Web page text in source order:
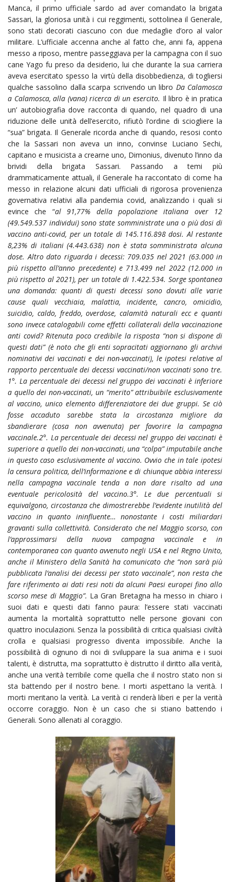
Manca, il primo ufficiale sardo ad aver comandato la brigata
Sassari, la gloriosa unità i cui reggimenti, sottolinea il Generale,
sono stati decorati ciascuno con due medaglie d’oro al valor
militare. L’ufficiale accenna anche al fatto che, anni fa, appena
messo a riposo, mentre passeggiava per la campagna con il suo
cane Yago fu preso da desiderio, lui che durante la sua carriera
aveva esercitato spesso la virtù della disobbedienza, di togliersi
qualche sassolino dalla scarpa scrivendo un libro Da Calamosca
a Calamosca, alla (vana) ricerca di un esercito. Il libro è in pratica
un’ autobiografia dove racconta di quando, nel quadro di una
riduzione delle unità dell’esercito, rifiutò l’ordine di sciogliere la
“sua” brigata. Il Generale ricorda anche di quando, resosi conto
che la Sassari non aveva un inno, convinse Luciano Sechi,
capitano e musicista a crearne uno, Dimonius, divenuto l’inno da
brividi della brigata Sassari. Passando a temi più
drammaticamente attuali, il Generale ha raccontato di come ha
messo in relazione alcuni dati ufficiali di rigorosa provenienza
governativa relativi alla pandemia covid, analizzando i quali si
evince che “al 91,77% della popolazione italiana over 12
(49.549.537 individui) sono state somministrate una o più dosi di
vaccino anti-covid, per un totale di 145.116.898 dosi. Al restante
8,23% di italiani (4.443.638) non è stata somministrata alcuna
dose. Altro dato riguarda i decessi: 709.035 nel 2021 (63.000 in
più rispetto all’anno precedente) e 713.499 nel 2022 (12.000 in
più rispetto al 2021), per un totale di 1.422.534. Sorge spontanea
una domanda: quanti di questi decessi sono dovuti alle varie
cause quali vecchiaia, malattia, incidente, cancro, omicidio,
suicidio, caldo, freddo, overdose, calamità naturali ecc e quanti
sono invece catalogabili come effetti collaterali della vaccinazione
anti covid? Ritenuta poco credibile la risposta “non si dispone di
questi dati” (è noto che gli enti sopracitati aggiornano gli archivi
nominativi dei vaccinati e dei non-vaccinati), le ipotesi relative al
rapporto percentuale dei decessi vaccinati/non vaccinati sono tre.
1°. La percentuale dei decessi nel gruppo dei vaccinati è inferiore
a quello dei non-vaccinati, un “merito” attribuibile esclusivamente
al vaccino, unico elemento differenziatore dei due gruppi. Se ciò
fosse accaduto sarebbe stata la circostanza migliore da
sbandierare (cosa non avvenuta) per favorire la campagna
vaccinale.2°. La percentuale dei decessi nel gruppo dei vaccinati è
superiore a quello dei non-vaccinati, una “colpa” imputabile anche
in questo caso esclusivamente al vaccino. Ovvio che in tale ipotesi
la censura politica, dell’informazione e di chiunque abbia interessi
nella campagna vaccinale tenda a non dare risalto ad una
eventuale pericolosità del vaccino.3°. Le due percentuali si
equivalgono, circostanza che dimostrerebbe l’evidente inutilità del
vaccino in quanto ininfluente… nonostante i costi miliardari
gravanti sulla collettività. Considerato che nel Maggio scorso, con
l’approssimarsi della nuova campagna vaccinale e in
contemporanea con quanto avvenuto negli USA e nel Regno Unito,
anche il Ministero della Sanità ha comunicato che “non sarà più
pubblicata l’analisi dei decessi per stato vaccinale”, non resta che
fare riferimento ai dati resi noti da alcuni Paesi europei fino allo
scorso mese di Maggio”. La Gran Bretagna ha messo in chiaro i
suoi dati e questi dati fanno paura: l’essere stati vaccinati
aumenta la mortalità soprattutto nelle persone giovani con
quattro inoculazioni. Senza la possibilità di critica qualsiasi civiltà
crolla e qualsiasi progresso diventa impossibile. Anche la
possibilità di ognuno di noi di sviluppare la sua anima e i suoi
talenti, è distrutta, ma soprattutto è distrutto il diritto alla verità,
anche una verità terribile come quella che il nostro stato non si
sta battendo per il nostro bene. I morti aspettano la verità. I
morti meritano la verità. La verità ci renderà liberi e per la verità
occorre coraggio. Non è un caso che si stiano battendo i
Generali. Sono allenati al coraggio.